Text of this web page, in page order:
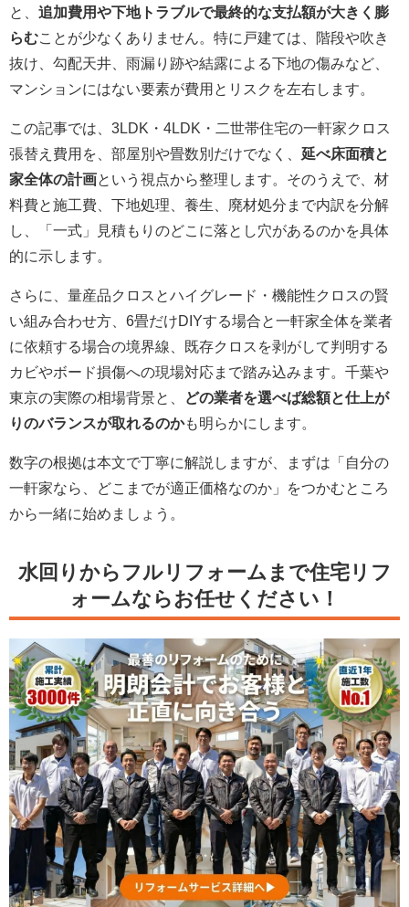
と、 追加費用や下地トラブルで最終的な支払額が大きく膨
らむことが少なくありません。特に戸建ては、階段や吹き
抜け、勾配天井、雨漏り跡や結露による下地の傷みなど、
マンションにはない要素が費用とリスクを左右します。
この記事では、3LDK・4LDK・二世帯住宅の一軒家クロス
張替え費用を、部屋別や畳数別だけでなく、 延べ床面積と
家全体の計画という視点から整理します。そのうえで、材
料費と施工費、下地処理、養生、廃材処分まで内訳を分解
し、「一式」見積もりのどこに落とし穴があるのかを具体
的に示します。
さらに、量産品クロスとハイグレード・機能性クロスの賢
い組み合わせ方、6畳だけDIYする場合と一軒家全体を業者
に依頼する場合の境界線、既存クロスを剥がして判明する
カビやボード損傷への現場対応まで踏み込みます。千葉や
東京の実際の相場背景と、
どの業者を選べば総額と仕上が
りのバランスが取れるのかも明らかにします。
数字の根拠は本文で丁寧に解説しますが、まずは「自分の
一軒家なら、どこまでが適正価格なのか」をつかむところ
から一緒に始めましょう。
水回りからフルリフォームまで住宅リフ
ォームならお任せください！